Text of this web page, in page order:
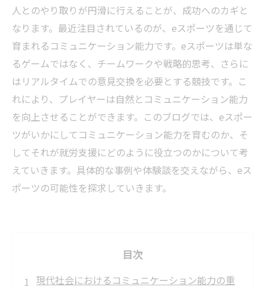
人とのやり取りが円滑に行えることが、成功へのカギと
なります。最近注目されているのが、eスポーツを通じて
育まれるコミュニケーション能力です。eスポーツは単な
るゲームではなく、チームワークや戦略的思考、さらに
はリアルタイムでの意見交換を必要とする競技です。こ
れにより、プレイヤーは自然とコミュニケーション能力
を向上させることができます。このブログでは、eスポー
ツがいかにしてコミュニケーション能力を育むのか、そ
してそれが就労支援にどのように役立つのかについて考
えていきます。具体的な事例や体験談を交えながら、eス
ポーツの可能性を探求していきます。
目次
現代社会におけるコミュニケーション能力の重